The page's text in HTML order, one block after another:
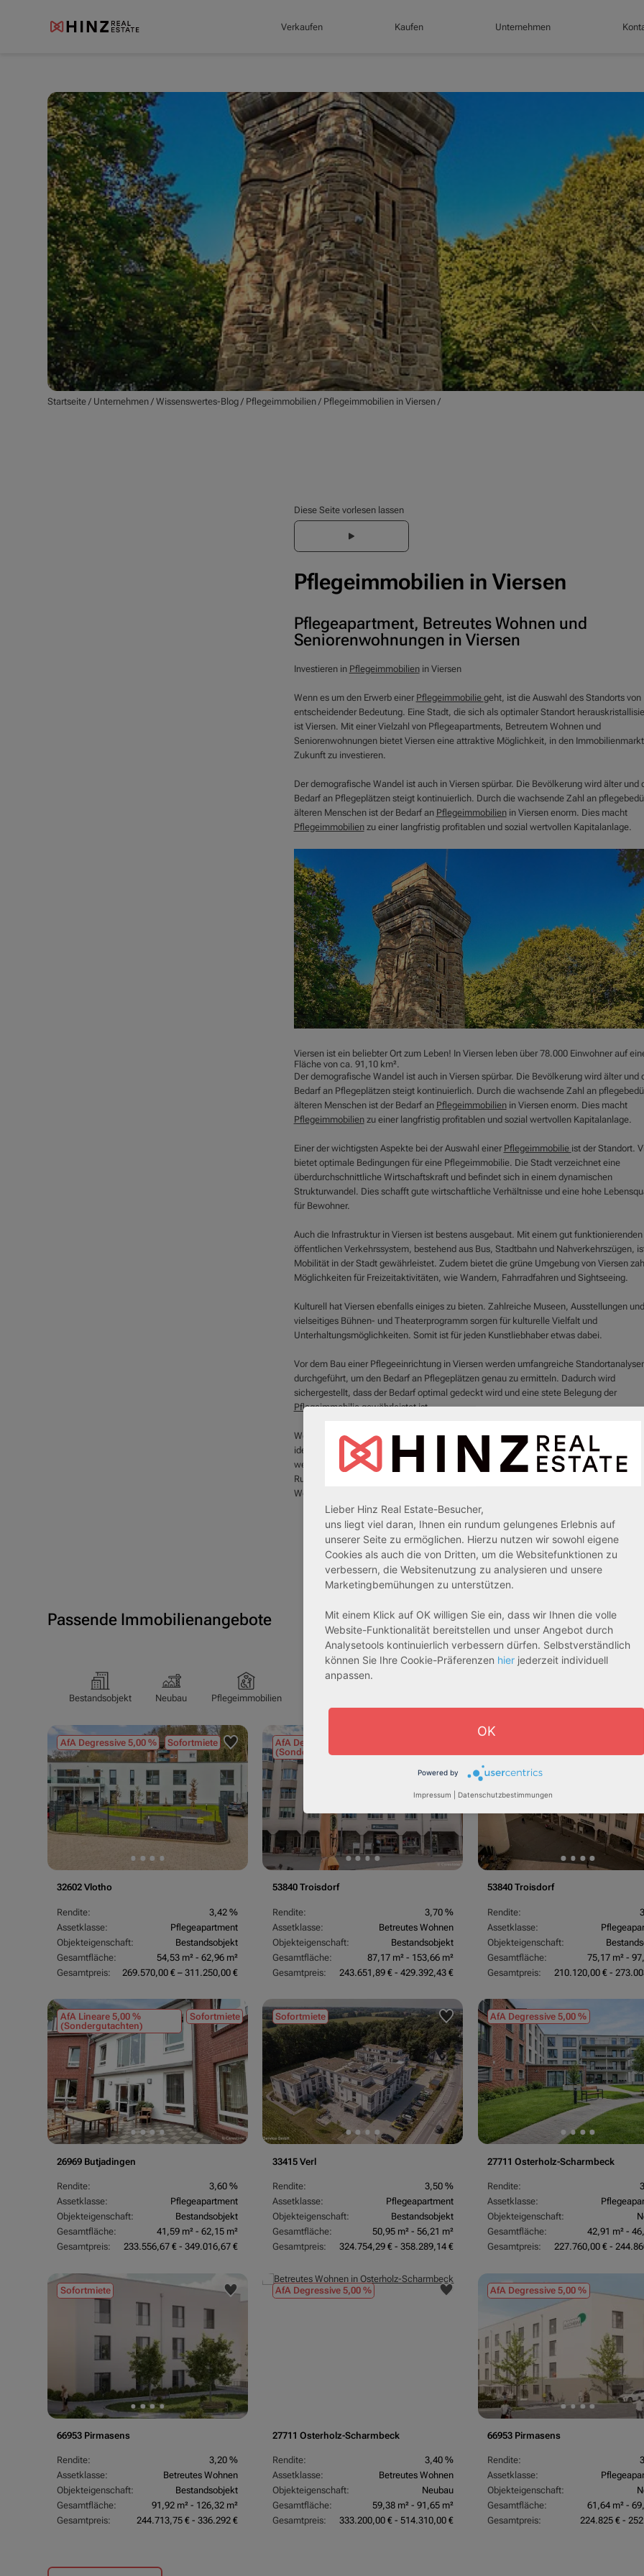
Verkaufen Kaufen Unternehmen
Startseite / Unternehmen /Wissenswertes-Blog / Pflegeimmobilien / Pflegeimmobilien in Viersen /
Diese Seite vorlesen lassen
Pflegeimmobilien in Viersen
Pflegeapartment, Betreutes Wohnen und
Seniorenwohnungen in Viersen
Investieren in Pflegeimmobilienin Viersen
Wenn es um den Erwerb einer Pflegeimmobilie geht, ist die Auswahl des Standorts von
entscheidender Bedeutung. Eine Stadt, die sich als optimaler Standort
ist Viersen. Mit einer Vielzahl von Pflegeapartments, Betreutem Wohnen und
Seniorenwohnungen bietet Viersen eine attraktive Möglichkeit, in den
Zukunft zu investieren.
Der demografische Wandel ist auch in Viersen spürbar. Die Bevölkerung wird älter und
Bedarf an Pflegeplätzen steigt kontinuierlich. Durch die wachsende Zahl an
älteren Menschen ist der Bedarf an Pflegeimmobilienin Viersen enorm. Dies macht
Pflegeimmobilienzu einer langfristig profitablen und sozial wertvollen Kapitalanlage.
Viersen ist ein beliebter Ort zum Leben! In Viersen leben über 78.000 Einwohner auf
Fläche von ca. 91,10 km².
Der demografische Wandel ist auch in Viersen spürbar. Die Bevölkerung wird älter und
Bedarf an Pflegeplätzen steigt kontinuierlich. Durch die wachsende Zahl an
älteren Menschen ist der Bedarf an Pflegeimmobilienin Viersen enorm. Dies macht
Pflegeimmobilienzu einer langfristig profitablen und sozial wertvollen Kapitalanlage.
Einer der wichtigsten Aspekte bei der Auswahl einer Pflegeimmobilie ist der Standort.
bietet optimale Bedingungen für eine Pflegeimmobilie. Die Stadt verzeichnet eine
überdurchschnittliche Wirtschaftskraft und befindet sich in einem dynamischen
Strukturwandel. Dies schafft gute wirtschaftliche Verhältnisse und eine hohe
für Bewohner.
Auch die Infrastruktur in Viersen ist bestens ausgebaut. Mit einem gut funktionierenden
öffentlichen Verkehrssystem, bestehend aus Bus, Stadtbahn und Nahverkehrszügen,
Mobilität in der Stadt gewährleistet. Zudem bietet die grüne Umgebung von Viersen
Möglichkeiten für Freizeitaktivitäten, wie Wandern, Fahrradfahren und Sightseeing.
Kulturell hat Viersen ebenfalls einiges zu bieten. Zahlreiche Museen, Ausstellungen
vielseitiges Bühnen- und Theaterprogramm sorgen für kulturelle Vielfalt und
Unterhaltungsmöglichkeiten. Somit ist für jeden Kunstliebhaber etwas dabei.
Vor dem Bau einer Pflegeeinrichtung in Viersen werden umfangreiche
durchgeführt, um den Bedarf an Pflegeplätzen genau zu ermitteln. Dadurch wird
sichergestellt, dass der Bedarf optimal gedeckt wird und eine stete Belegung der
Pflegeimmobiliegewährleistet ist.
Wenn Sie in eine Pflegeimmobilie
in Viersen investieren möchten, finden Sie hier einen
idealen Standort, der langfristige und wertstabile Renditen verspricht. Bei Fragen oder für
weitere Informationen stehen wir Ihnen gerne zur Verfügung. Kontaktieren Sie uns unter
Rufnummern 05764 942777 oder 0172 5113879. Wir sind stets für Sie da, auch an
Wochenenden und Feiertagen, von 09.00 – 20.00 Uhr.
Passende Immobilienangebote
Bestandsobjekt Neubau Pflegeimmobilien
AfA Degressive 5,00 % Sofortmiete
32602 Vlotho
Rendite:
3,42 %
Assetklasse:
Pflegeapartment
Objekteigenschaft:
Bestandsobjekt
Gesamtfläche:
54,53 m² - 62,96 m²
Gesamtpreis:
269.570,00 € – 311.250,00 €
AfA Degressive 5,00 %
(Sondergutachten)
53840 Troisdorf
Rendite:
3,70 %
Assetklasse:
Betreutes Wohnen
Objekteigenschaft:
Bestandsobjekt
Gesamtfläche:
87,17 m² - 153,66 m²
Gesamtpreis:
243.651,89 € - 429.392,43 €
53840 Troisdorf
Rendite:
Assetklasse:
Objekteigenschaft:
Gesamtfläche:
75,17 m² -
Gesamtpreis:
210.120,00 € -
AfA Lineare 5,00 %
(Sondergutachten)
Sofortmiete
26969 Butjadingen
Rendite:
3,60 %
Assetklasse:
Pflegeapartment
Objekteigenschaft:
Bestandsobjekt
Gesamtfläche:
41,59 m² - 62,15 m²
Gesamtpreis:
233.556,67 € - 349.016,67 €
Sofortmiete
33415 Verl
Rendite:
3,50 %
Assetklasse:
Pflegeapartment
Objekteigenschaft:
Bestandsobjekt
Gesamtfläche:
50,95 m² - 56,21 m²
Gesamtpreis:
324.754,29 € - 358.289,14 €
AfA Degressive 5,00 %
27711 Osterholz-Scharmbeck
Rendite:
Assetklasse:
Objekteigenschaft:
Gesamtfläche:
42,91 m² -
Gesamtpreis:
227.760,00 € -
Sofortmiete
66953 Pirmasens
Rendite:
3,20 %
Assetklasse:
Betreutes Wohnen
Objekteigenschaft:
Bestandsobjekt
Gesamtfläche:
91,92 m² - 126,32 m²
Gesamtpreis:
244.713,75 € - 336.292 €
AfA Degressive 5,00 %
27711 Osterholz-Scharmbeck
Rendite:
3,40 %
Assetklasse:
Betreutes Wohnen
Objekteigenschaft:
Neubau
Gesamtfläche:
59,38 m² - 91,65 m²
Gesamtpreis:
333.200,00 € - 514.310,00 €
AfA Degressive 5,00 %
66953 Pirmasens
Rendite:
Assetklasse:
Objekteigenschaft:
Gesamtfläche:
61,64 m² -
Gesamtpreis:
224.825 € -
Lieber Hinz Real Estate-Besucher,
uns liegt viel daran, Ihnen ein rundum gelungenes Erlebnis auf
unserer Seite zu ermöglichen. Hierzu nutzen wir sowohl eigene
Cookies als auch die von Dritten, um die Websitefunktionen zu
verbessern, die Websitenutzung zu analysieren und unsere
Marketingbemühungen zu unterstützen.
Mit einem Klick auf OK willigen Sie ein, dass wir Ihnen die volle
Website-Funktionalität bereitstellen und unser Angebot durch
Analysetools kontinuierlich verbessern dürfen. Selbstverständlich
können Sie Ihre Cookie-Präferenzen hier jederzeit individuell
anpassen.
OK
Powered by
Impressum Datenschutzbestimmungen